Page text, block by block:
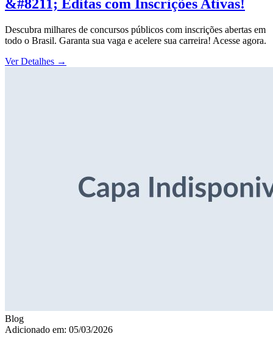
&#8211; Editas com Inscrições Ativas!
Descubra milhares de concursos públicos com inscrições abertas em
todo o Brasil. Garanta sua vaga e acelere sua carreira! Acesse agora.
Ver Detalhes →
Blog
Adicionado em: 05/03/2026